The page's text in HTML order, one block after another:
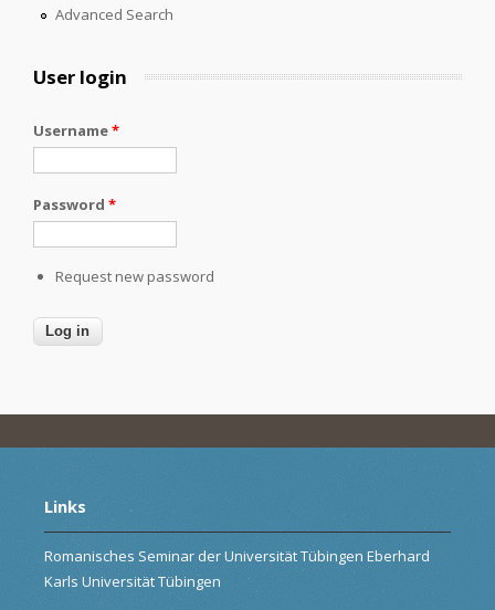
Advanced Search
User login
Username*
Password *
Request new password
Links
Romanisches Seminar der Universität Tübingen Eberhard
Karls Universität Tübingen